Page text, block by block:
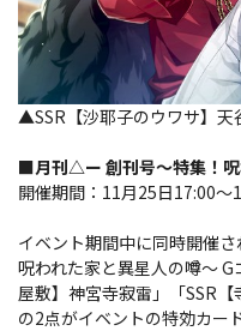
▲SSR【沙耶子のウワサ】天
■月刊△ー 創刊号～特集！呪
開催期間：11月25日17:00～
イベント期間中に同時開催
呪われた家と異星人の噂～
屋敷】神宮寺寂雷」「SSR
の2点がイベントの特効カー